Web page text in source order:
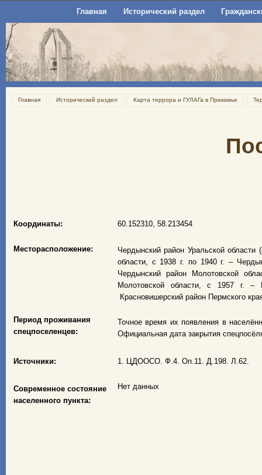
Главная Исторический раздел
Главная Исторический раздел Карта террора и ГУЛАГа в Прикамье
Координаты: 60.152310, 58.213454
Месторасположение:
Чердынский район Уральской
области, с 1938 г. по 1940 г. –
Чердынский район Молотовской
Молотовской области, с 1957 г. –
Красновишерский район Пермского
Период проживания
спецпоселенцев:
Точное время их появления в
Официальная дата закрытия
Источники: 1. ЦДООСО. Ф.4. Оп.11. Д.198. Л.62.
Современное состояние
населенного пункта:
Нет данных